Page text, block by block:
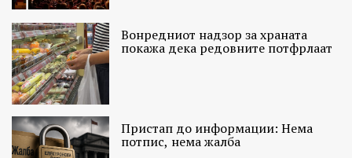
Вонредниот надзор за храната
покажа дека редовните потфрлаат
Пристап до информации: Нема
потпис, нема жалба